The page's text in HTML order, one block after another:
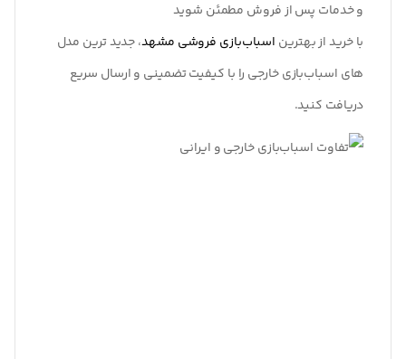
و خدمات پس از فروش مطمئن شوید
با خرید از بهترین اسباب‌بازی فروشی مشهد، جدید ترین مدل‌
های اسباب‌بازی خارجی را با کیفیت تضمینی و ارسال سریع
دریافت کنید.